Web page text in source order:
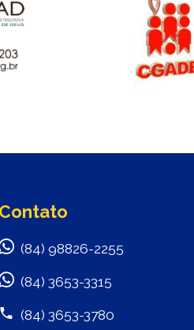
Contato
(84) 98826-2255
(84) 3653-3315
(84) 3653-3780